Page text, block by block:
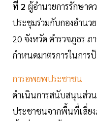
ที่ 2 ผู้อำนวยการรักษาค
ประชุมร่วมกับกองอำนว
20 จังหวัด ตำรวจภูธร
กำหนดมาตรการในการ
การอพยพประชาชน
ดำเนินการสนับสนุนส่ว
ประชาชนจากพื้นที่เสี่ย